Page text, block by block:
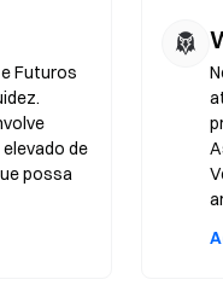
Futuros
de
possa